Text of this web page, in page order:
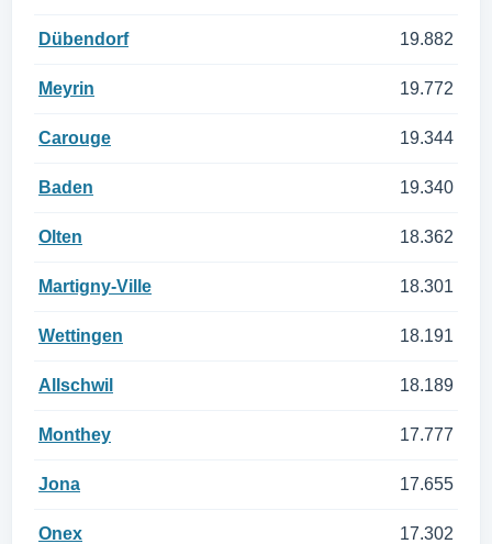
Dübendorf 19.882
Meyrin 19.772
Carouge 19.344
Baden 19.340
Olten 18.362
Martigny-Ville 18.301
Wettingen 18.191
Allschwil 18.189
Monthey 17.777
Jona 17.655
Onex 17.302